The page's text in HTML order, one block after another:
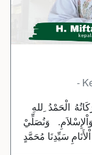
-
وَنُصَلِّيْ